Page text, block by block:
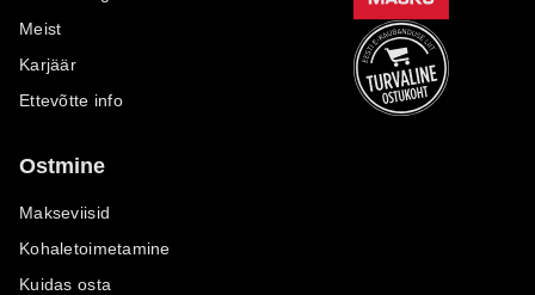
Meist
Karjäär
Ettevõtte info
Ostmine
Makseviisid
Kohaletoimetamine
Kuidas osta